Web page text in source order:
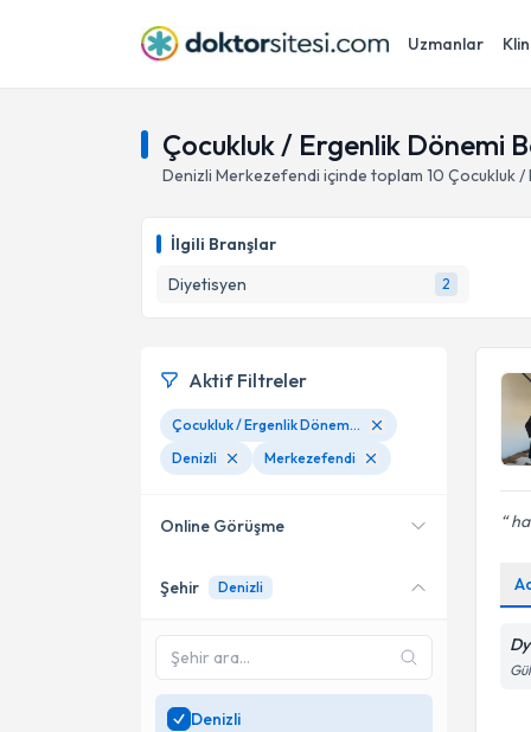
Uzmanlar
Çocukluk / Ergenlik Dönemi
Denizli Merkezefendi içinde toplam 10 Çocukluk /
İlgili Branşlar
Diyetisyen
2
Aktif Filtreler
Çocukluk / Ergenlik Dönemi Beslenme
Denizli
Merkezefendi
Online Görüşme
Online danışmanlık sunan
SadeceDenizli
uzman ara
Şehir Denizli
Denizli